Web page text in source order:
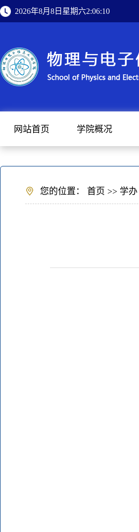
2026年8月8日星期六2:06:10
网站首页 学院概况
您的位置： 首页 >> 学办